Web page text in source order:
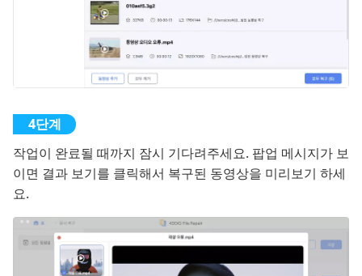
작업이 완료될 때까지 잠시 기다려주세요. 팝업 메시지가 보
이면 결과 보기를 클릭해서 복구된 동영상을 미리보기 하세
요.